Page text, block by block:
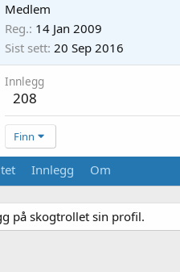
Medlem
Reg. 14 Jan 2009
Sist sett 20 Sep 2016
Innlegg
208
Finn
Innlegg Om
på skogtrollet sin profil.